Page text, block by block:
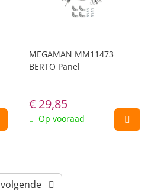
MEGAMAN MM11473
BERTO Panel
€ 29,85
Op vooraad
volgende